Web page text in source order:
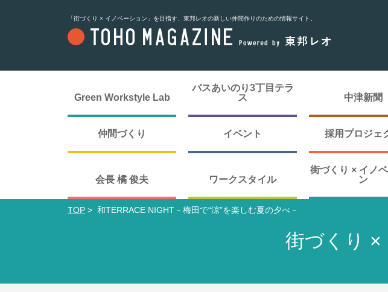
「街づくり × イノベーション」を目指す、東邦レオの新しい仲間作りのための情報サイト。
Green Workstyle Lab
バスあいのり3丁目テラ
ス
中津新聞
仲間づくり イベント 採用プロジェ
会長 橘 俊夫 ワークスタイル
街づくり × イノ
ン
TOP > 和TERRACE NIGHT－梅田で“涼”を楽しむ夏の夕べ－
街づくり ×